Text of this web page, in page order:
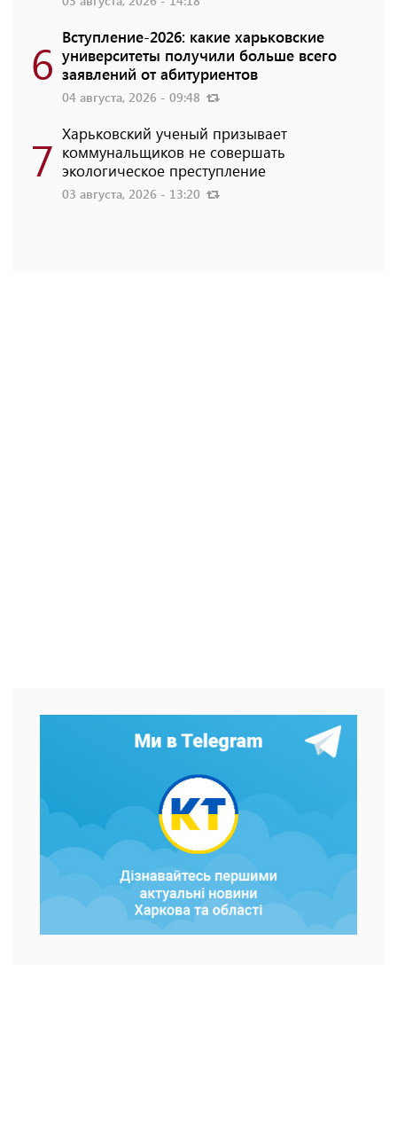
6 Вступление-2026: какие харьковские
университеты получили больше всего
заявлений от абитуриентов
04 августа, 2026 - 09:48
7 Харьковский ученый призывает
коммунальщиков не совершать
экологическое преступление
03 августа, 2026 - 13:20